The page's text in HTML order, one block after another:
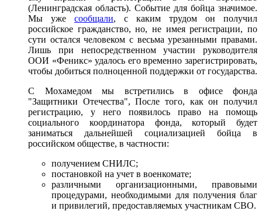
(Ленинградская область). Событие для бойца значимое.
Мы уже сообщали, с каким трудом он получил
российское гражданство, но, не имея регистрации, по
сути остался человеком с весьма урезанными правами.
Лишь при непосредственном участии руководителя
ООИ «Феникс» удалось его временно зарегистрировать,
чтобы добиться полноценной поддержки от государства.
С Мохамедом мы встретились в офисе фонда
"Защитники Отечества", После того, как он получил
регистрацию, у него появилось право на помощь
социального координатора фонда, который будет
заниматься дальнейшей социализацией бойца в
российском обществе, в частности:
получением СНИЛС;
постановкой на учет в военкомате;
различными организационными, правовыми
процедурами, необходимыми для получения благ
и привилегий, предоставляемых участникам СВО.